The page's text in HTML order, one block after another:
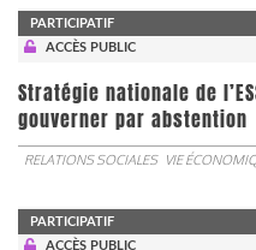
PARTICIPATIF
ACCÈS PUBLIC
Stratégie nationale de
gouverner par abstention
RELATIONS SOCIALES VIE
PARTICIPATIF
ACCÈS PUBLIC